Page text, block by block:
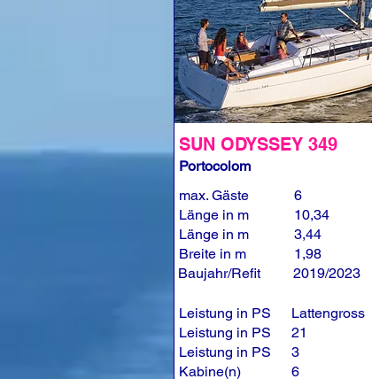
SUN ODYSSEY 349
Portocolom
max. Gäste
Länge in m
Länge in m
Breite in m
Baujahr/Refit
Leistung in PS
Leistung in PS
Leistung in PS
Kabine(n)
6
10,34
3,44
1,98
2019/2023
Lattengross
21
3
6